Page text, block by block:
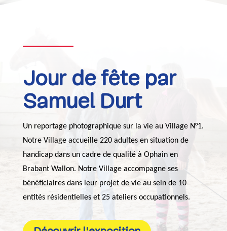
Jour de fête par
Samuel Durt
Un reportage photographique sur la vie au Village N°1.
Notre Village accueille 220 adultes en situation de
handicap dans un cadre de qualité à Ophain en
Brabant Wallon. Notre Village accompagne ses
bénéficiaires dans leur projet de vie au sein de 10
entités résidentielles et 25 ateliers occupationnels.